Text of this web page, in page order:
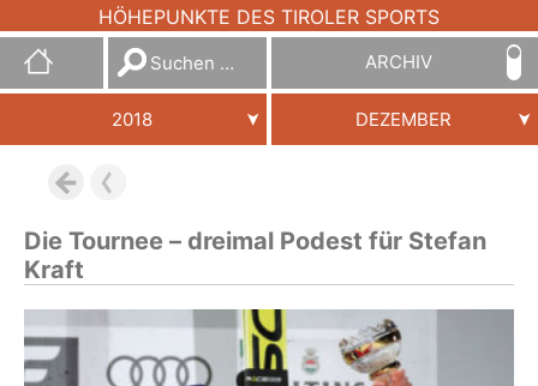
HÖHEPUNKTE DES TIROLER SPORTS
Suchen
nach:
ARCHIV
2018 DEZEMBER
Die Tournee – dreimal Podest für Stefan
Kraft